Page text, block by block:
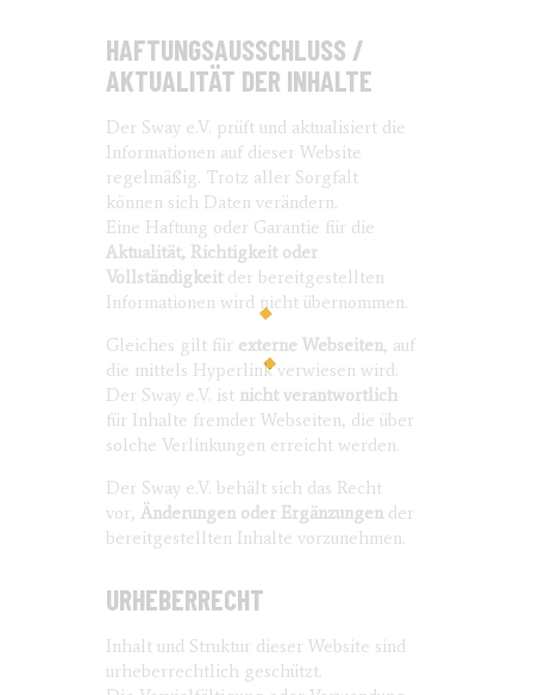
HAFTUNGSAUSSCHLUSS /
AKTUALITÄT DER INHALTE
Der Sway e.V. prüft und aktualisiert die
Informationen auf dieser Website
regelmäßig. Trotz aller Sorgfalt
können sich Daten verändern.
Eine Haftung oder Garantie für die
Aktualität, Richtigkeit oder
Vollständigkeit der bereitgestellten
Informationen wird nicht übernommen.
Gleiches gilt für externe Webseiten, auf
die mittels Hyperlink verwiesen wird.
Der Sway e.V. ist nicht verantwortlich
für Inhalte fremder Webseiten, die über
solche Verlinkungen erreicht werden.
Der Sway e.V. behält sich das Recht
vor, Änderungen oder Ergänzungender
bereitgestellten Inhalte vorzunehmen.
URHEBERRECHT
Inhalt und Struktur dieser Website sind
urheberrechtlich geschützt.